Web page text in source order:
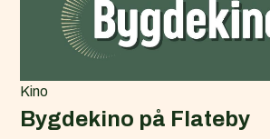
Kino
Bygdekino på Flateby